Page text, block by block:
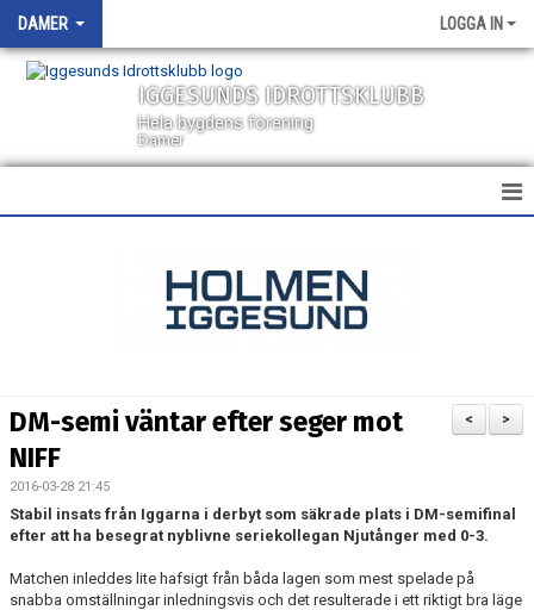
DAMER LOGGA IN
IGGESUNDS IDROTTSKLUBB
Hela bygdens förening
Damer
BILDGALLERI
DOKUMENT
KONTAKT
MATCHER
>
<
DM-semi väntar efter seger mot
NIFF
2016-03-28 21:45
Stabil insats från Iggarna i derbyt som säkrade plats i DM-semifinal
efter att ha besegrat nyblivne seriekollegan Njutånger med 0-3.
Matchen inleddes lite hafsigt från båda lagen som mest spelade på
snabba omställningar inledningsvis och det resulterade i ett riktigt bra läge